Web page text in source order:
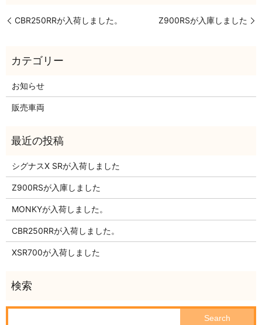
CBR250RRが入荷しました。 Z900RSが入庫しました
お知らせ
販売車両
シグナスX SRが入荷しました
Z900RSが入庫しました
MONKYが入荷しました。
CBR250RRが入荷しました。
XSR700が入荷しました